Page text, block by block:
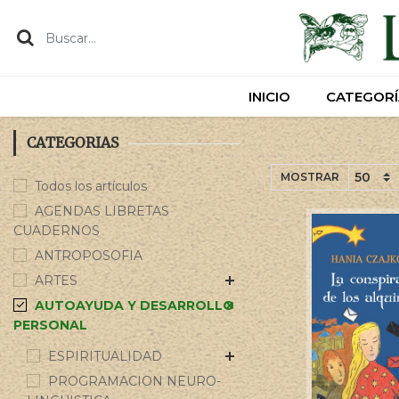
INICIO
INICIO
CATEGORIAS
Todos los artículos
AGENDAS LIBRETAS
CUADERNOS
ANTROPOSOFIA
ARTES
AUTOAYUDA Y DESARROLLO
PERSONAL
ESPIRITUALIDAD
PROGRAMACION NEURO-
MOSTRAR